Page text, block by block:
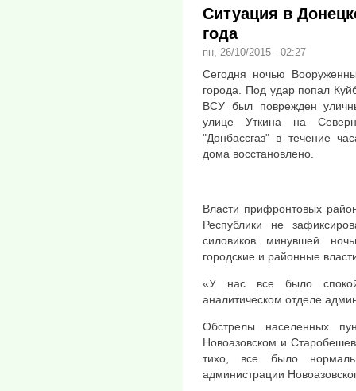
Ситуация в
года
пн, 26/10/2015 - 02:27
Сегодня ночью
города. Под удар попал
ВСУ был поврежден
улице Уткина на
"Донбассгаз" в течение
дома восстановлено.
Власти прифронтовых
Республики не
силовиков минувшей
городские и районные
«У нас все было
аналитическом отделе
Обстрелы населенных
Новоазовском и
тихо, все было
администрации